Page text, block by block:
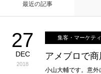
最近の記事
27
DEC
2018
集客・マーケテ
アメブロで商
小山大輔です。意外
無料ガイドブック
オンシク本